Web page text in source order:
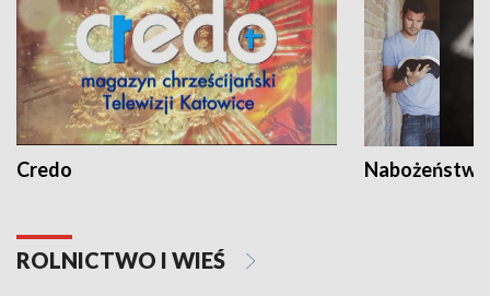
Credo
ROLNICTWO I WIEŚ